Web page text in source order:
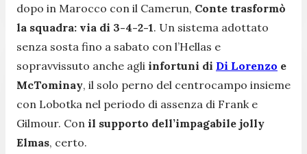
dopo in Marocco con il Camerun, Conte trasformò
la squadra: via di 3-4-2-1. Un sistema adottato
senza sosta fino a sabato con l’Hellas e
sopravvissuto anche agli infortuni di Di Lorenzo e
McTominay, il solo perno del centrocampo insieme
con Lobotka nel periodo di assenza di Frank e
Gilmour. Con il supporto dell’impagabile jolly
Elmas, certo.